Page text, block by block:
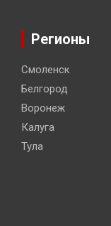
Регионы
Смоленск
Белгород
Воронеж
Калуга
Тула